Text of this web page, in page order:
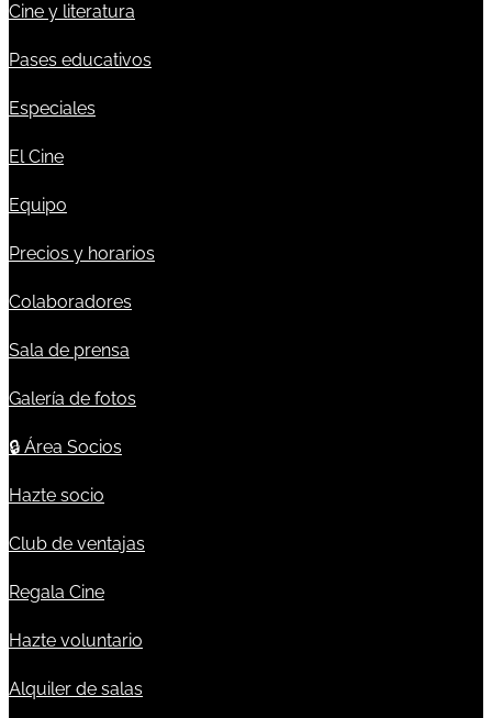
Cine y literatura
Pases educativos
Especiales
El Cine
Equipo
Precios y horarios
Colaboradores
Sala de prensa
Galería de fotos
🔒 Área Socios
Hazte socio
Club de ventajas
Regala Cine
Hazte voluntario
Alquiler de salas